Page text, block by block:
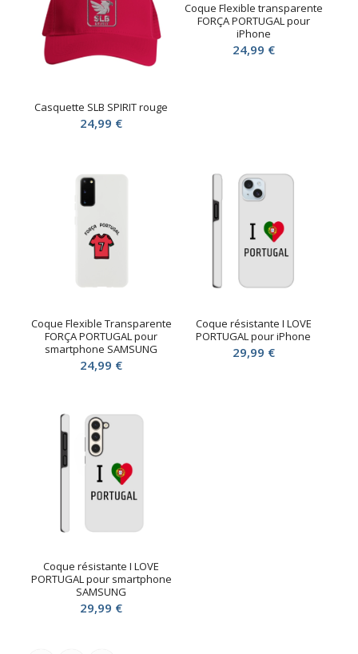
Casquette SLB SPIRIT rouge
24,99 €
Coque Flexible transparente
FORÇA PORTUGAL pour
iPhone
24,99 €
Coque Flexible Transparente
FORÇA PORTUGAL pour
smartphone SAMSUNG
24,99 €
Coque résistante I LOVE
PORTUGAL pour iPhone
29,99 €
Coque résistante I LOVE
PORTUGAL pour smartphone
SAMSUNG
29,99 €